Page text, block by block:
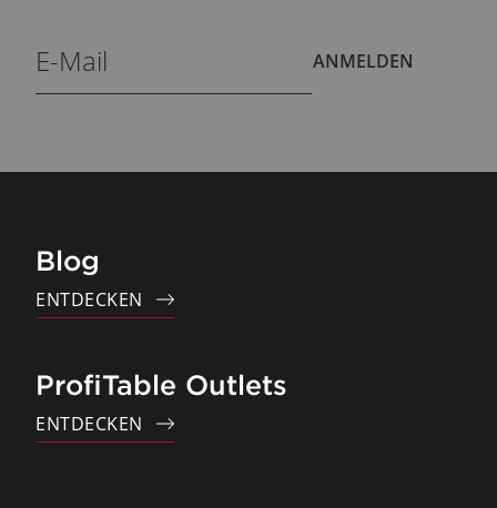
ANMELDEN
Blog
ENTDECKEN
ProfiTable Outlets
ENTDECKEN